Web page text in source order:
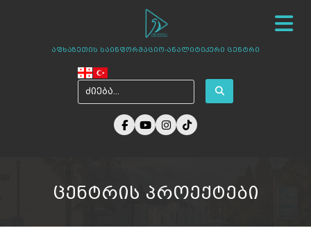
აფხაზეთის საინფორმაციო-ანალიტიკური ცენტრი
სიახლეები
ჩვენ შესახებ
ცენტრის პროექტები
ცენტრის პროექტები